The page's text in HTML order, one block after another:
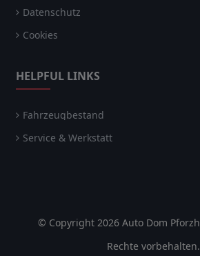
Datenschutz
Cookies
HELPFUL LINKS
Fahrzeugbestand
Service & Werkstatt
© Copyright 2026 Auto Dom
Rechte